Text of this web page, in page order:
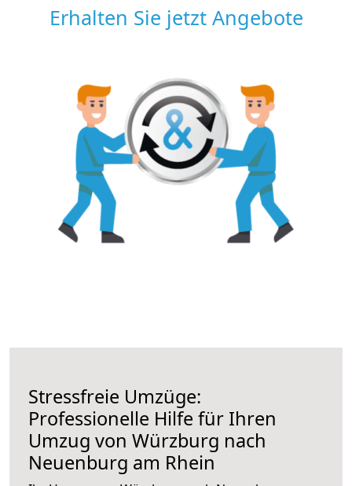
Erhalten Sie jetzt Angebote
Stressfreie Umzüge:
Professionelle Hilfe für Ihren
Umzug von Würzburg nach
Neuenburg am Rhein